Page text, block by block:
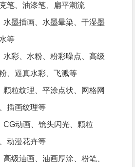
笔、油漆笔、扁平潮流
水墨插画、水墨晕染、干湿墨
等
水彩、水粉、粉彩噪点、高级
、逼真水彩、飞溅等
颗粒纹理、平涂点状、网格网
插画纹理等
CG动画、镜头闪光、颗粒
动漫花卉等
级油画、油画厚涂、粉笔、